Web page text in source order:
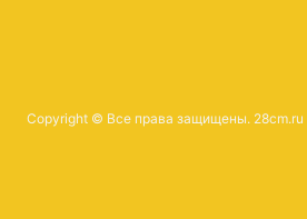
Copyright © Все права защищены.